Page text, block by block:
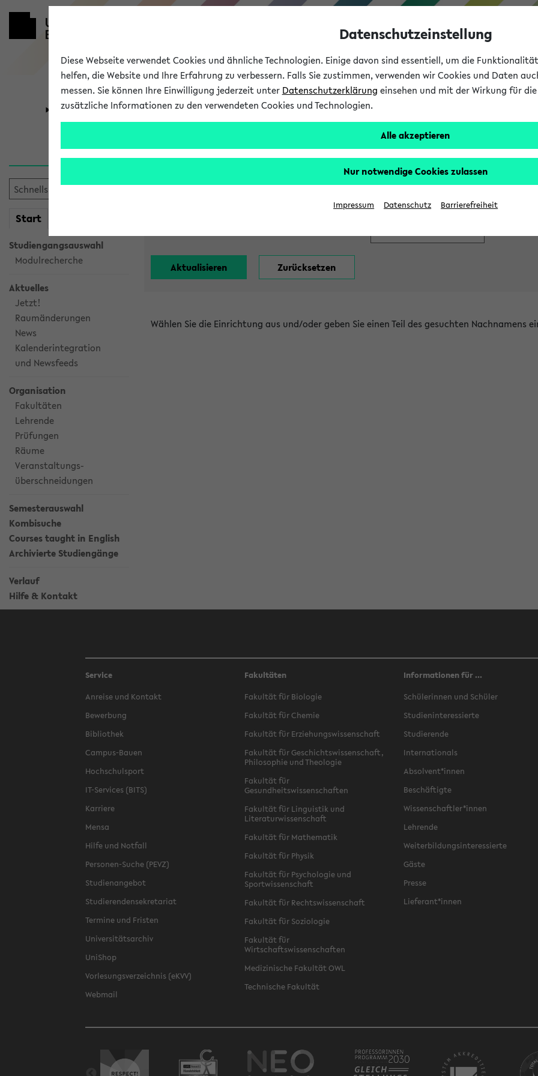
Universität Forschung Studium
Start
Studiengangsauswahl
Modulrecherche
Aktuelles
Jetzt!
Raumänderungen
News
Kalenderintegration
und Newsfeeds
Organisation
Fakultäten
Lehrende
Prüfungen
Räume
Veranstaltungs-
überschneidungen
Semesterauswahl
Kombisuche
Courses taught in English
Archivierte Studiengänge
Verlauf
Hilfe & Kontakt
Alle Lehrenden
Wählen Sie die Einrichtung aus und/oder geben Sie einen Teil des gesuchten Nachnamens
Service
Anreise und Kontakt
Bewerbung
Bibliothek
Campus-Bauen
Hochschulsport
IT-Services (BITS)
Karriere
Mensa
Hilfe und Notfall
Personen-Suche (PEVZ)
Studienangebot
Studierendensekretariat
Termine und Fristen
Universitätsarchiv
UniShop
Vorlesungsverzeichnis (eKVV)
Webmail
Fakultäten
Fakultät für Biologie
Fakultät für Chemie
Fakultät für Erziehungswissenschaft
Fakultät für Geschichtswissenschaft,
Philosophie und Theologie
Fakultät für
Gesundheitswissenschaften
Fakultät für Linguistik und
Literaturwissenschaft
Fakultät für Mathematik
Fakultät für Physik
Fakultät für Psychologie und
Sportwissenschaft
Fakultät für Rechtswissenschaft
Fakultät für Soziologie
Fakultät für
Wirtschaftswissenschaften
Medizinische Fakultät OWL
Technische Fakultät
Informationen für ...
Schülerinnen und Schüler
Studieninteressierte
Studierende
Internationals
Absolvent*innen
Beschäftigte
Wissenschaftler*innen
Lehrende
Weiterbildungsinteressierte
Gäste
Presse
Lieferant*innen
Datenschutzeinstellung
Diese Webseite verwendet Cookies und ähnliche Technologien. Einige davon sind essentiell, um die
helfen, die Website und Ihre Erfahrung zu verbessern. Falls Sie zustimmen, verwenden wir Cookies und Daten
messen. Sie können Ihre Einwilligung jederzeit unter Datenschutzerklärung einsehen und mit der Wirkung für
zusätzliche Informationen zu den verwendeten Cookies und Technologien.
Alle akzeptieren
Nur notwendige Cookies zulassen
Impressum Datenschutz Barrierefreiheit